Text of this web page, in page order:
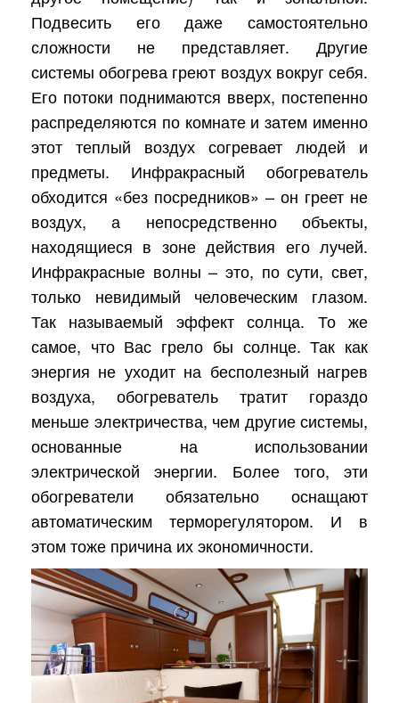
Подвесить его даже самостоятельно
сложности не представляет. Другие
системы обогрева греют воздух вокруг себя.
Его потоки поднимаются вверх, постепенно
распределяются по комнате и затем именно
этот теплый воздух согревает людей и
предметы. Инфракрасный обогреватель
обходится «без посредников» – он греет не
воздух, а непосредственно объекты,
находящиеся в зоне действия его лучей.
Инфракрасные волны – это, по сути, свет,
только невидимый человеческим глазом.
Так называемый эффект солнца. То же
самое, что Вас грело бы солнце. Так как
энергия не уходит на бесполезный нагрев
воздуха, обогреватель тратит гораздо
меньше электричества, чем другие системы,
основанные на использовании
электрической энергии. Более того, эти
обогреватели обязательно оснащают
автоматическим терморегулятором. И в
этом тоже причина их экономичности.